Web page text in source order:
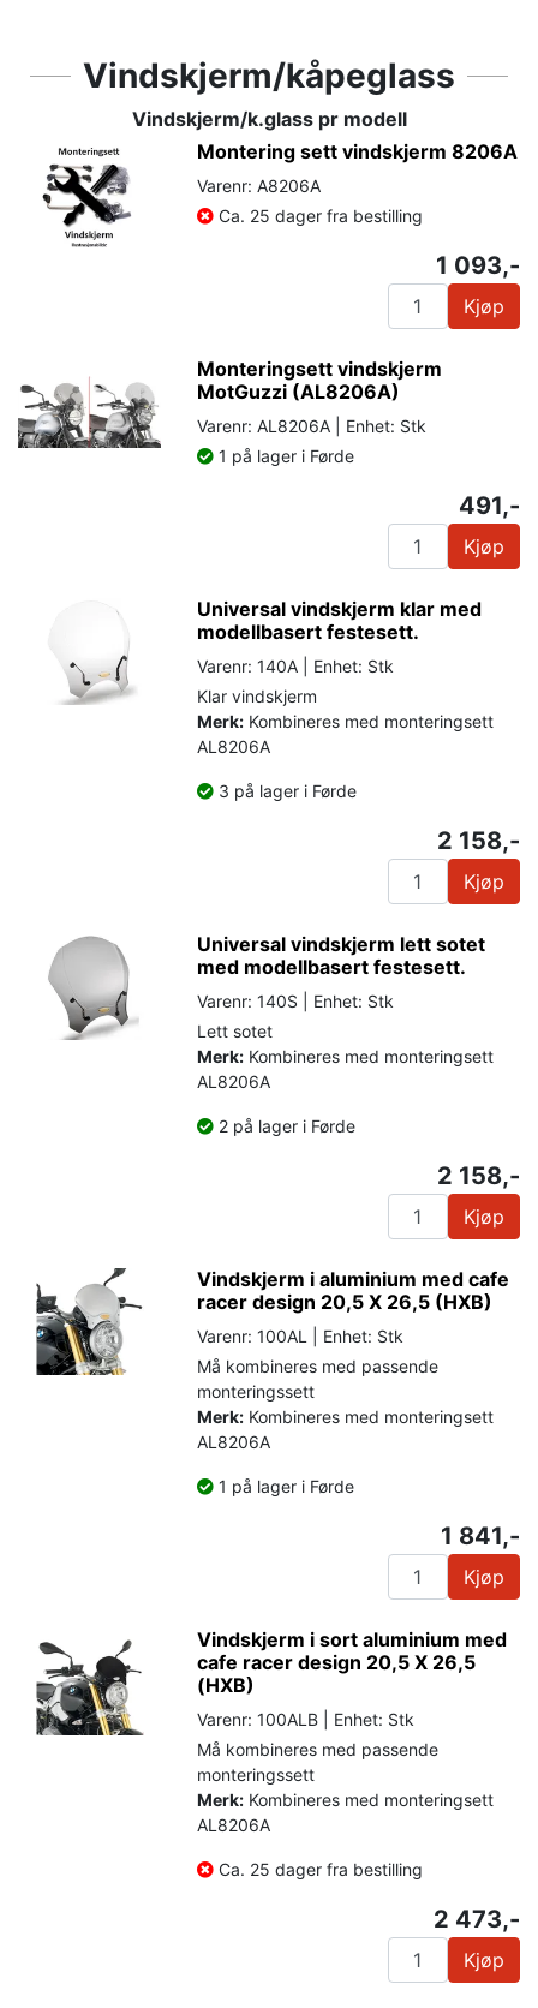
Vindskjerm/kåpeglass
Vindskjerm/k.glass pr modell
Montering sett vindskjerm 8206A
Varenr: A8206A
Ca. 25 dager fra bestilling
1 093,-
Kjøp
Monteringsett vindskjerm
MotGuzzi (AL8206A)
Varenr: AL8206A | Enhet: Stk
1 på lager i Førde
491,-
Kjøp
Universal vindskjerm klar med
modellbasert festesett.
Varenr: 140A | Enhet: Stk
Klar vindskjerm
Merk: Kombineres med monteringsett
AL8206A
3 på lager i Førde
2 158,-
Kjøp
Universal vindskjerm lett sotet
med modellbasert festesett.
Varenr: 140S | Enhet: Stk
Lett sotet
Merk: Kombineres med monteringsett
AL8206A
2 på lager i Førde
2 158,-
Kjøp
Vindskjerm i aluminium med cafe
racer design 20,5 X 26,5 (HXB)
Varenr: 100AL | Enhet: Stk
Må kombineres med passende
monteringssett
Merk: Kombineres med monteringsett
AL8206A
1 på lager i Førde
1 841,-
Kjøp
Vindskjerm i sort aluminium med
cafe racer design 20,5 X 26,5
(HXB)
Varenr: 100ALB | Enhet: Stk
Må kombineres med passende
monteringssett
Merk: Kombineres med monteringsett
AL8206A
Ca. 25 dager fra bestilling
2 473,-
Kjøp